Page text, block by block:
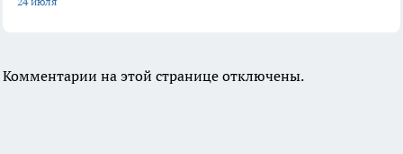
Комментарии на этой странице отключены.